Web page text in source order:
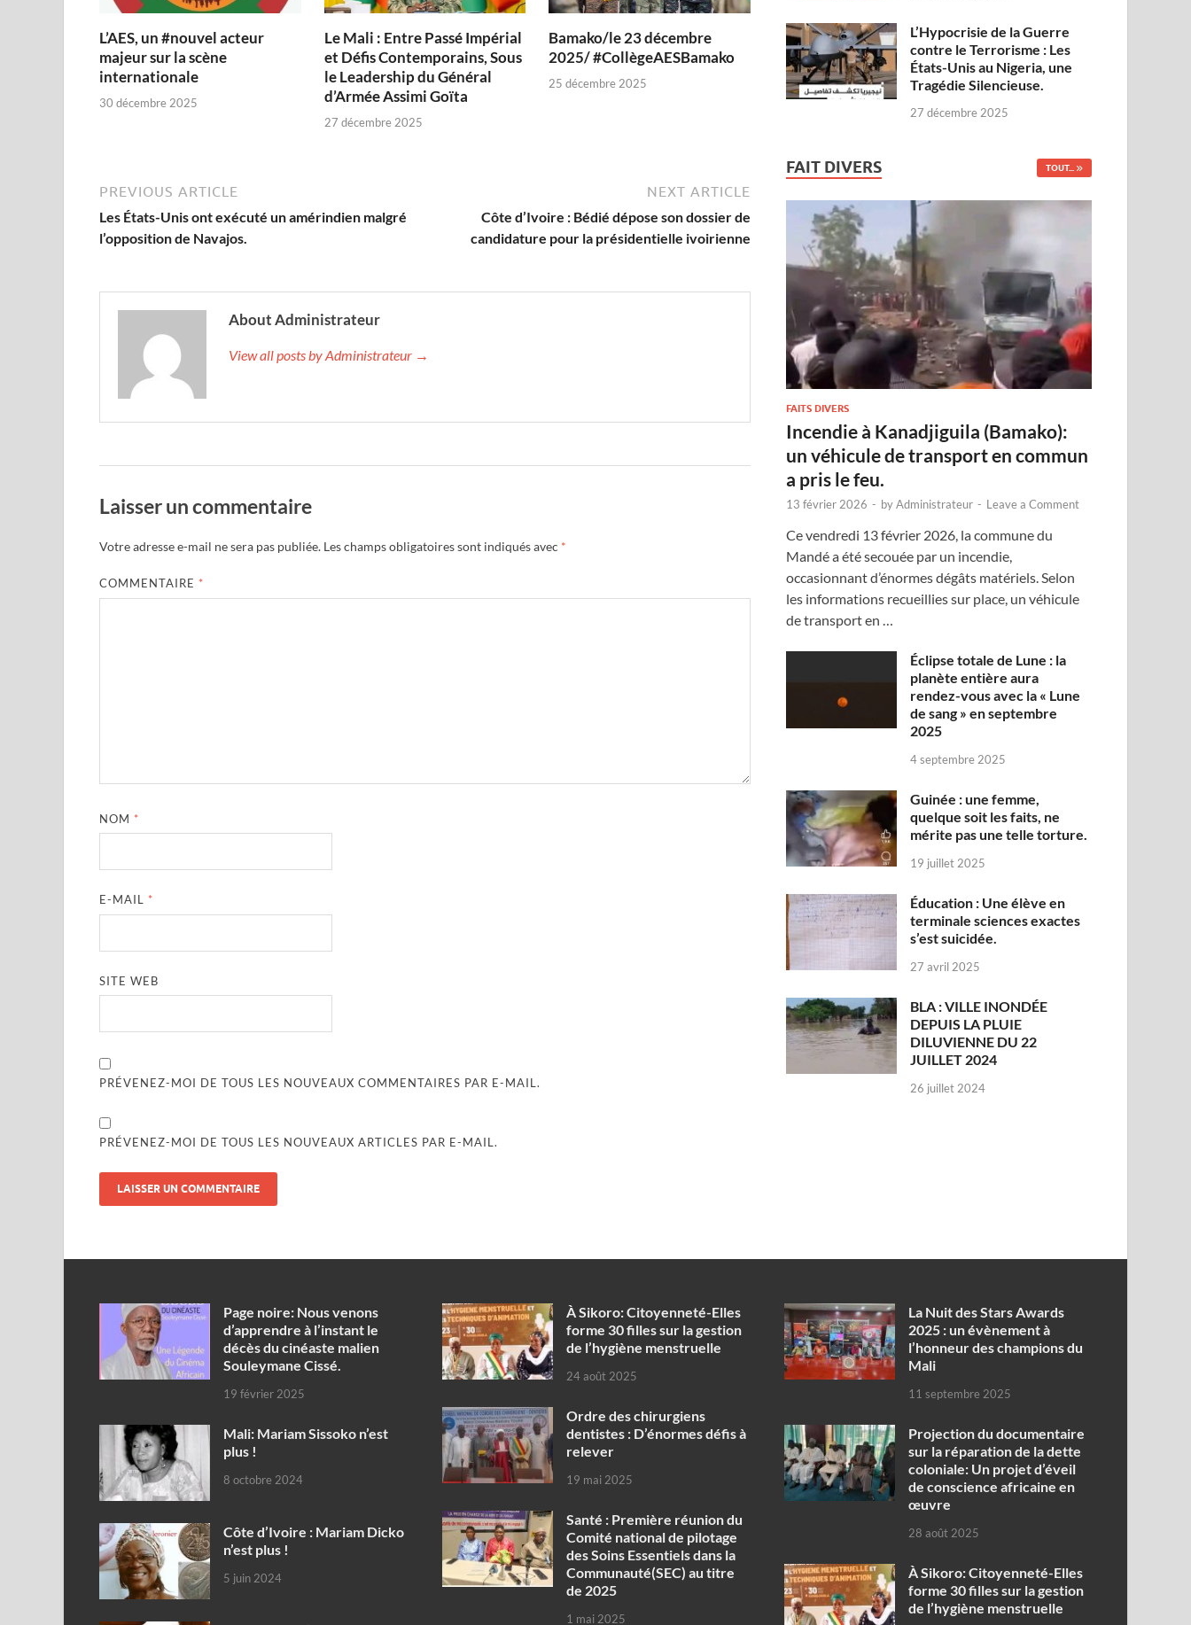
L’AES, un #nouvel acteur
majeur sur la scène
internationale
30 décembre 2025
Le Mali : Entre Passé Impérial
et Défis Contemporains, Sous
le Leadership du Général
d’Armée Assimi Goïta
27 décembre 2025
Bamako/le 23 décembre
2025/ #CollègeAESBamako
25 décembre 2025
PREVIOUS ARTICLE
Les États-Unis ont exécuté un amérindien malgré
l’opposition de Navajos.
NEXT ARTICLE
Côte d’Ivoire : Bédié dépose son dossier de
candidature pour la présidentielle ivoirienne
About Administrateur
View all posts by Administrateur →
Laisser un commentaire
Votre adresse e-mail ne sera pas publiée. Les champs obligatoires sont indiqués avec *
COMMENTAIRE *
NOM *
E-MAIL *
SITE WEB
PRÉVENEZ-MOI DE TOUS LES NOUVEAUX COMMENTAIRES PAR E-MAIL.
PRÉVENEZ-MOI DE TOUS LES NOUVEAUX ARTICLES PAR E-MAIL.
L’Hypocrisie de la Guerre
contre le Terrorisme : Les
États-Unis au Nigeria, une
Tragédie Silencieuse.
27 décembre 2025
FAIT DIVERS TOUT...
FAITS DIVERS
Incendie à Kanadjiguila (Bamako):
un véhicule de transport en commun
a pris le feu.
13 février 2026 - byAdministrateur - Leave a Comment
Ce vendredi 13 février 2026, la commune du
Mandé a été secouée par un incendie,
occasionnant d’énormes dégâts matériels. Selon
les informations recueillies sur place, un véhicule
de transport en …
Éclipse totale de Lune : la
planète entière aura
rendez-vous avec la « Lune
de sang » en septembre
2025
4 septembre 2025
Guinée : une femme,
quelque soit les faits, ne
mérite pas une telle torture.
19 juillet 2025
Éducation : Une élève en
terminale sciences exactes
s’est suicidée.
27 avril 2025
BLA : VILLE INONDÉE
DEPUIS LA PLUIE
DILUVIENNE DU 22
JUILLET 2024
26 juillet 2024
Page noire: Nous venons
d’apprendre à l’instant le
décès du cinéaste malien
Souleymane Cissé.
19 février 2025
Mali: Mariam Sissoko n’est
plus !
8 octobre 2024
Côte d’Ivoire : Mariam Dicko
n’est plus !
5 juin 2024
À Sikoro: Citoyenneté-Elles
forme 30 filles sur la gestion
de l’hygiène menstruelle
24 août 2025
Ordre des chirurgiens
dentistes : D’énormes défis à
relever
19 mai 2025
Santé : Première réunion du
Comité national de pilotage
des Soins Essentiels dans la
Communauté(SEC) au titre
de 2025
1 mai 2025
‎La Nuit des Stars Awards
2025 : un évènement à
l’honneur des champions du
Mali
11 septembre 2025
Projection du documentaire
sur la réparation de la dette
coloniale: Un projet d’éveil
de conscience africaine en
œuvre‎
28 août 2025
À Sikoro: Citoyenneté-Elles
forme 30 filles sur la gestion
de l’hygiène menstruelle